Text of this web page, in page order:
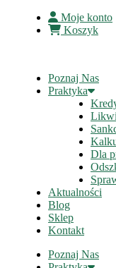
Moje konto
Koszyk
Poznaj Nas
Praktyka
Dla
Aktualności
Blog
Sklep
Kontakt
Poznaj Nas